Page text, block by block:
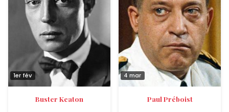
1er fév
Buster Keaton
4 mar
Paul Préboist